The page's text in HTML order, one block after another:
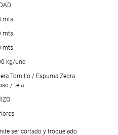
mts
mts
mts
kg/und
Tornillo / Espuma Zebra
/ tela
ser cortado y troquelado